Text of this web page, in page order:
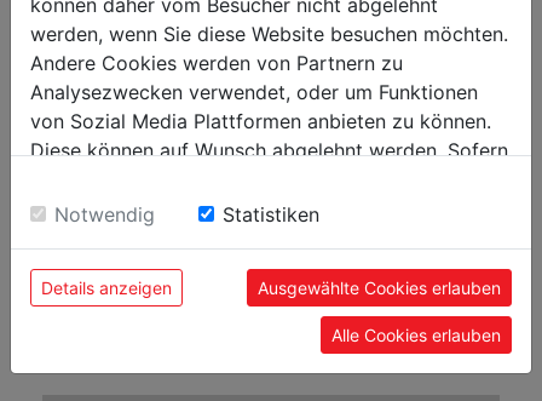
Technické parametry
Údaje o motoru
Jmenovitý výkon S1 [W]
3000
Výška stolu [mm]
890
945 x 1070 x 1430
können daher vom Besucher nicht abgelehnt
werden, wenn Sie diese Website besuchen möchten.
Andere Cookies werden von Partnern zu
Analysezwecken verwendet, oder um Funktionen
von Sozial Media Plattformen anbieten zu können.
Diese können auf Wunsch abgelehnt werden. Sofern
Einwilligung zu unseren Cookies.
Notwendig Statistiken
Details anzeigen Ausgewählte Cookies erlauben
Alle Cookies erlauben